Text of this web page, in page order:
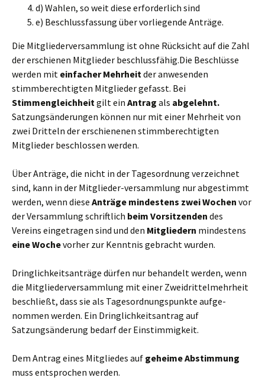
d) Wahlen, so weit diese erforderlich sind
e) Beschlussfassung über vorliegende Anträge.
Die Mitgliederversammlung ist ohne Rücksicht auf die Zahl
der erschienen Mitglieder beschlussfähig.Die Beschlüsse
werden mit einfacher Mehrheitder anwesenden
stimmberechtigten Mitglieder gefasst. Bei
Stimmengleichheitgilt ein Antrag als abgelehnt.
Satzungsänderungen können nur mit einer Mehrheit von
zwei Dritteln der erschienenen stimmberechtigten
Mitglieder beschlossen werden.
Über Anträge, die nicht in der Tagesordnung verzeichnet
sind, kann in der Mitglieder-versammlung nur abgestimmt
werden, wenn diese Anträge mindestens zwei Wochen vor
der Versammlung schriftlich beim Vorsitzenden des
Vereins eingetragen sind und den Mitgliedern mindestens
eine Wochevorher zur Kenntnis gebracht wurden.
Dringlichkeitsanträge dürfen nur behandelt werden, wenn
die Mitgliederversammlung mit einer Zweidrittelmehrheit
beschließt, dass sie als Tagesordnungspunkte aufge-
nommen werden. Ein Dringlichkeitsantrag auf
Satzungsänderung bedarf der Einstimmigkeit.
Dem Antrag eines Mitgliedes auf geheime Abstimmung
muss entsprochen werden.